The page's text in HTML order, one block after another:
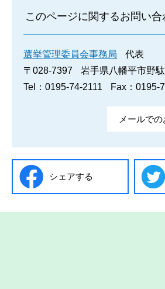
このページに関するお問い合
選挙管理委員会事務局
代表
〒028-7397
岩手県八幡平市野
Tel：0195-74-2111
Fax：0195-
メールで
シェアする